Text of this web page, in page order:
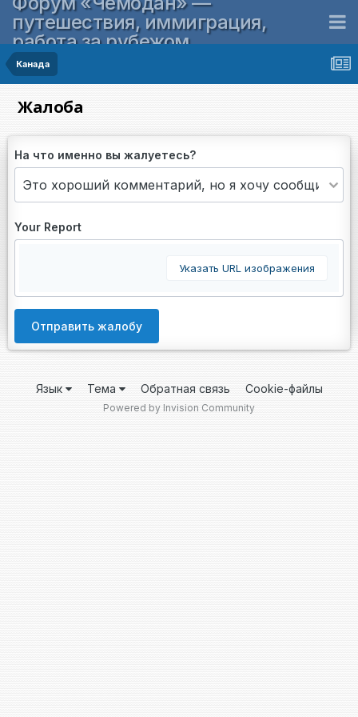
путешествия, иммиграция,
работа за рубежом
Канада
Жалоба
На что именно вы жалуетесь?
Your Report
Указать URL изображения
Отправить жалобу
Язык Тема Обратная связь Cookie-файлы
Powered by Invision Community